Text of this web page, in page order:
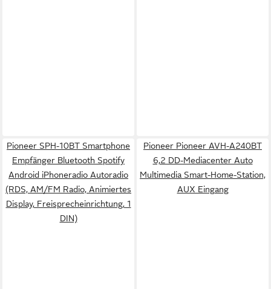
Pioneer SPH-10BT Smartphone
Empfänger Bluetooth Spotify
Android iPhoneradio Autoradio
(RDS, AM/FM Radio, Animiertes
Display, Freisprecheinrichtung, 1
DIN)
Pioneer Pioneer AVH-A240BT
6,2 DD-Mediacenter Auto
Multimedia Smart-Home-Station,
AUX Eingang